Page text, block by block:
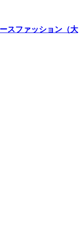
スファッション（大